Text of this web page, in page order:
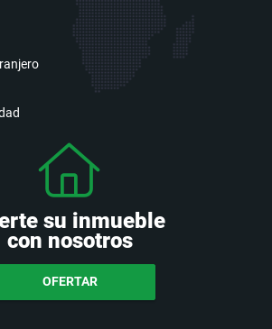
su inmueble
con nosotros
OFERTAR